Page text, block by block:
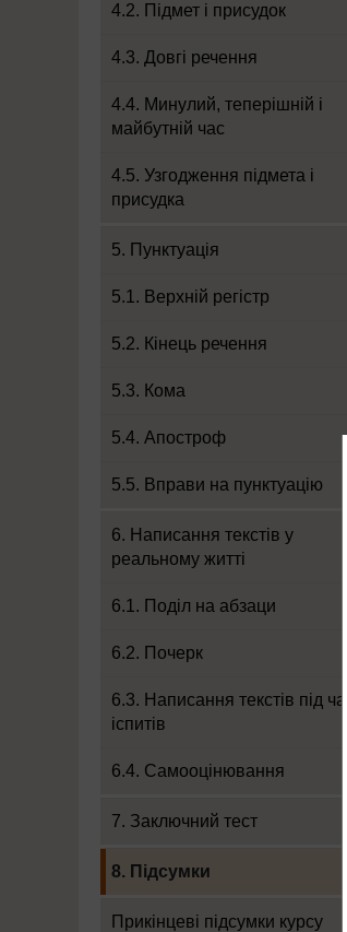
4.2. Підмет і присудок
4.3. Довгі речення
4.4. Минулий, теперішній і
майбутній час
4.5. Узгодження підмета і
присудка
5. Пунктуація
5.1. Верхній регістр
5.2. Кінець речення
5.3. Кома
5.4. Апостроф
5.5. Вправи на пунктуацію
6. Написання текстів у
реальному житті
6.1. Поділ на абзаци
6.2. Почерк
6.3. Написання текстів під час
іспитів
6.4. Самооцінювання
7. Заключний тест
8. Підсумки
Прикінцеві підсумки курсу